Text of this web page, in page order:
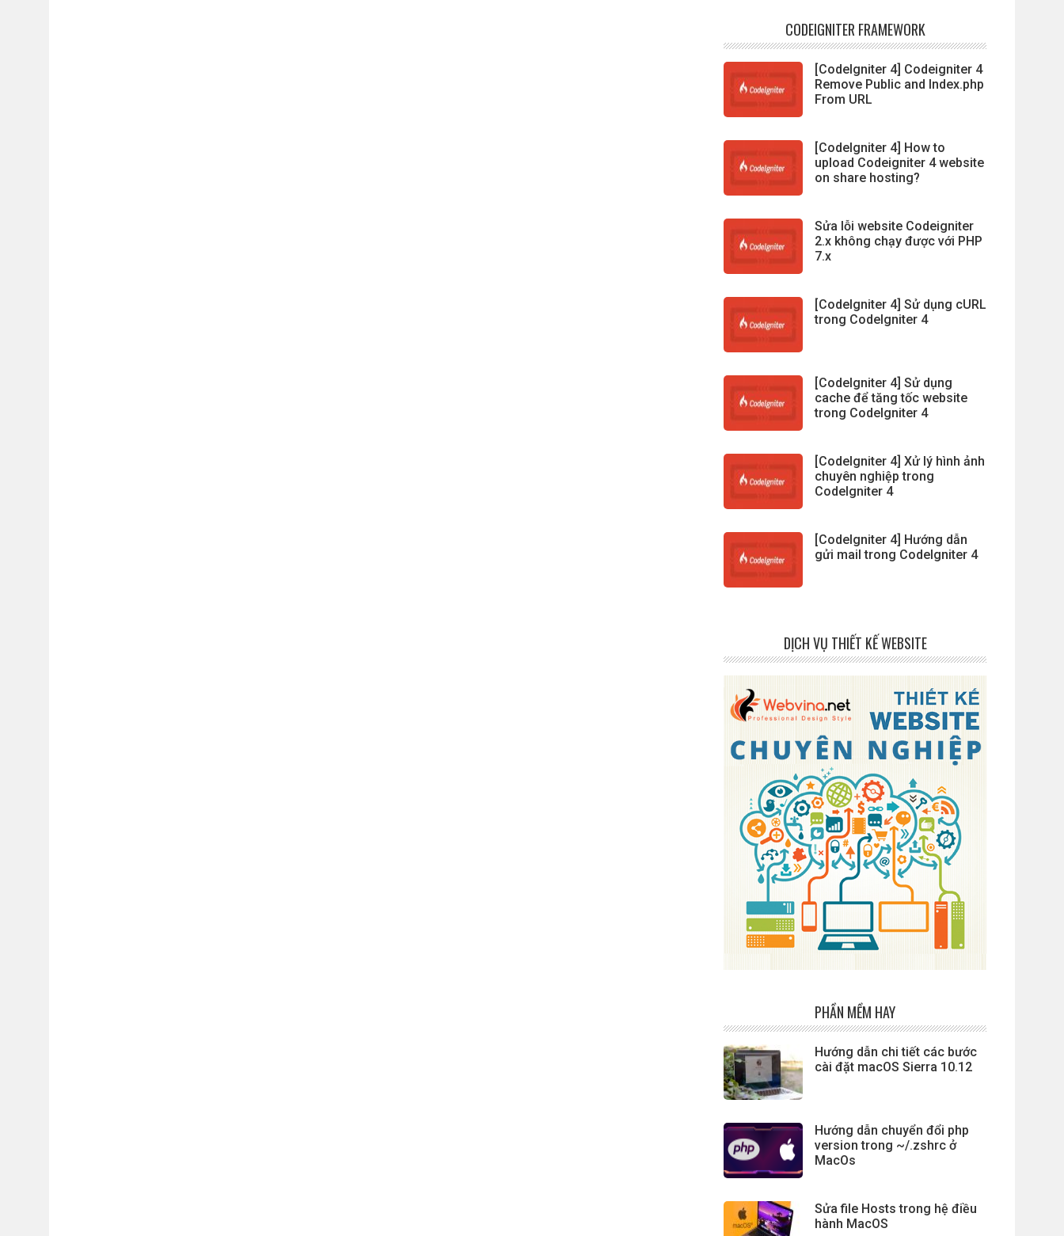
CODEIGNITER FRAMEWORK
[CodeIgniter 4] Codeigniter 4
Remove Public and Index.php
From URL
[CodeIgniter 4] How to
upload Codeigniter 4 website
on share hosting?
Sửa lỗi website Codeigniter
2.x không chạy được với PHP
7.x
[CodeIgniter 4] Sử dụng cURL
trong CodeIgniter 4
[CodeIgniter 4] Sử dụng
cache để tăng tốc website
trong CodeIgniter 4
[CodeIgniter 4] Xử lý hình ảnh
chuyên nghiệp trong
CodeIgniter 4
[CodeIgniter 4] Hướng dẫn
gửi mail trong CodeIgniter 4
DỊCH VỤ THIẾT KẾ WEBSITE
PHẦN MỀM HAY
Hướng dẫn chi tiết các bước
cài đặt macOS Sierra 10.12
Hướng dẫn chuyển đổi php
version trong ~/.zshrc ở
MacOs
Sửa file Hosts trong hệ điều
hành MacOS